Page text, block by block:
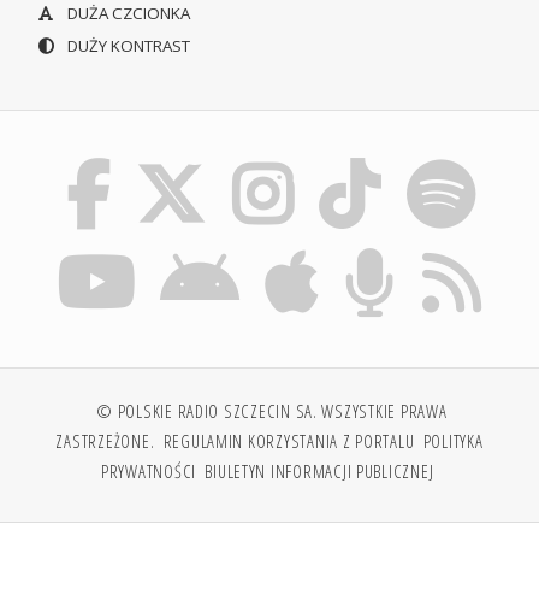
DUŻA CZCIONKA
DUŻY KONTRAST
© POLSKIE RADIO SZCZECIN SA. WSZYSTKIE PRAWA
ZASTRZEŻONE. REGULAMIN KORZYSTANIA Z PORTALU POLITYKA
PRYWATNOŚCI BIULETYN INFORMACJI PUBLICZNEJ